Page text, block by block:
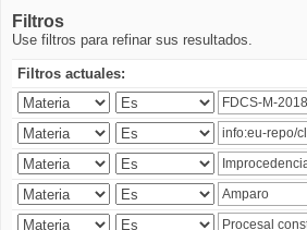
Filtros
Use filtros para refinar sus resultados.
Filtros actuales: